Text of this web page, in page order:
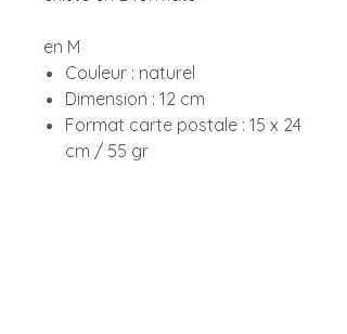
en M
Couleur : naturel
Dimension : 12 cm
Format carte postale : 15 x 24
cm / 55 gr